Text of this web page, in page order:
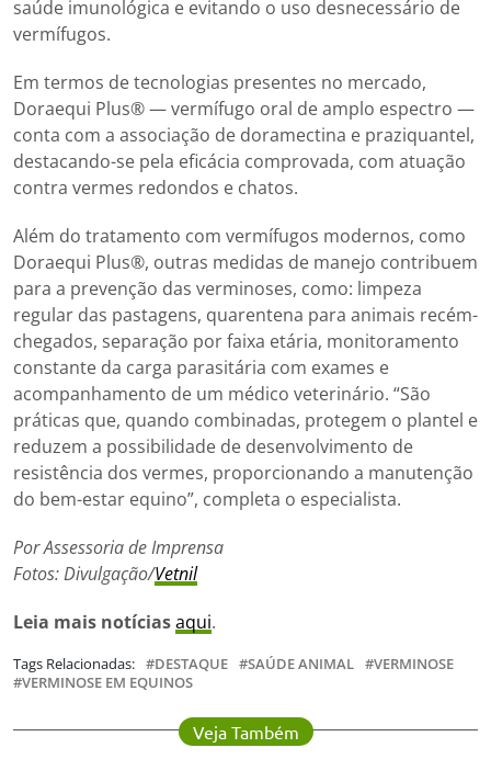
saúde imunológica e evitando o uso desnecessário de
vermífugos.
Em termos de tecnologias presentes no mercado,
Doraequi Plus®️ — vermífugo oral de amplo espectro —
conta com a associação de doramectina e praziquantel,
destacando-se pela eficácia comprovada, com atuação
contra vermes redondos e chatos.
Além do tratamento com vermífugos modernos, como
Doraequi Plus®️, outras medidas de manejo contribuem
para a prevenção das verminoses, como: limpeza
regular das pastagens, quarentena para animais recém-
chegados, separação por faixa etária, monitoramento
constante da carga parasitária com exames e
acompanhamento de um médico veterinário. “São
práticas que, quando combinadas, protegem o plantel e
reduzem a possibilidade de desenvolvimento de
resistência dos vermes, proporcionando a manutenção
do bem-estar equino”, completa o especialista.
Por Assessoria de Imprensa
Fotos: Divulgação/Vetnil
Leia mais notíciasaqui.
Tags Relacionadas: DESTAQUE SAÚDE ANIMAL
VERMINOSE
VERMINOSE EM EQUINOS
Veja Também